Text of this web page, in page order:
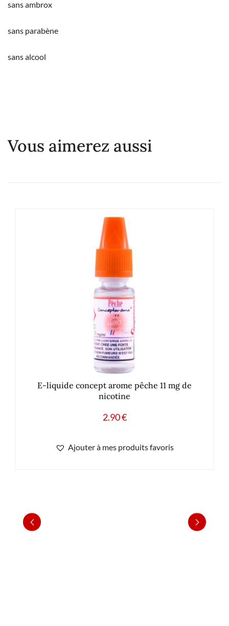
sans ambrox
sans parabène
sans alcool
Vous aimerez aussi
E-liquide concept arome pêche 11 mg de
nicotine
2.90€
Ajouter à mes produits favoris